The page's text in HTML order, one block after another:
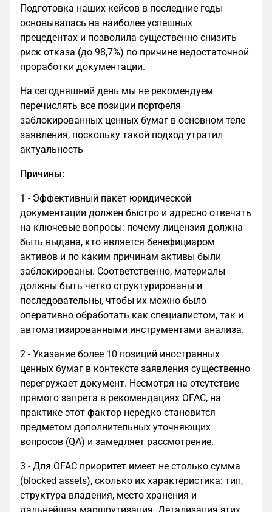
Подготовка наших кейсов в последние годы
основывалась на наиболее успешных
прецедентах и позволила существенно снизить
риск отказа (до 98,7%) по причине недостаточной
проработки документации.
На сегодняшний день мы не рекомендуем
перечислять все позиции портфеля
заблокированных ценных бумаг в основном теле
заявления, поскольку такой подход утратил
актуальность
Причины:
1 - Эффективный пакет юридической
документации должен быстро и адресно отвечать
на ключевые вопросы: почему лицензия должна
быть выдана, кто является бенефициаром
активов и по каким причинам активы были
заблокированы. Соответственно, материалы
должны быть четко структурированы и
последовательны, чтобы их можно было
оперативно обработать как специалистом, так и
автоматизированными инструментами анализа.
2 - Указание более 10 позиций иностранных
ценных бумаг в контексте заявления существенно
перегружает документ. Несмотря на отсутствие
прямого запрета в рекомендациях OFAC, на
практике этот фактор нередко становится
предметом дополнительных уточняющих
вопросов (QA) и замедляет рассмотрение.
3 - Для OFAC приоритет имеет не столько сумма
(blocked assets), сколько их характеристика: тип,
структура владения, место хранения и
дальнейшая маршрутизация. Детализация этих